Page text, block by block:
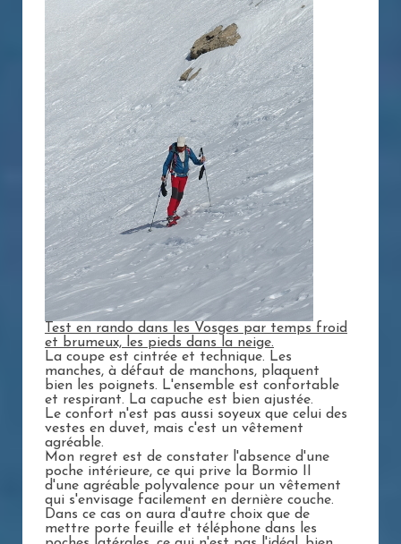
Test en rando dans les Vosges par temps froid
et brumeux, les pieds dans la neige.
La coupe est cintrée et technique. Les
manches, à défaut de manchons, plaquent
bien les poignets. L'ensemble est confortable
et respirant. La capuche est bien ajustée.
Le confort n'est pas aussi soyeux que celui des
vestes en duvet, mais c'est un vêtement
agréable.
Mon regret est de constater l'absence d'une
poche intérieure, ce qui prive la Bormio II
d'une agréable polyvalence pour un vêtement
qui s'envisage facilement en dernière couche.
Dans ce cas on aura d'autre choix que de
mettre porte feuille et téléphone dans les